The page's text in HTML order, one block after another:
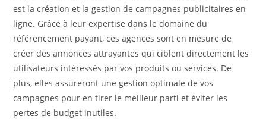
est la création et la gestion de campagnes publicitaires en
ligne. Grâce à leur expertise dans le domaine du
référencement payant, ces agences sont en mesure de
créer des annonces attrayantes qui ciblent directement les
utilisateurs intéressés par vos produits ou services. De
plus, elles assureront une gestion optimale de vos
campagnes pour en tirer le meilleur parti et éviter les
pertes de budget inutiles.